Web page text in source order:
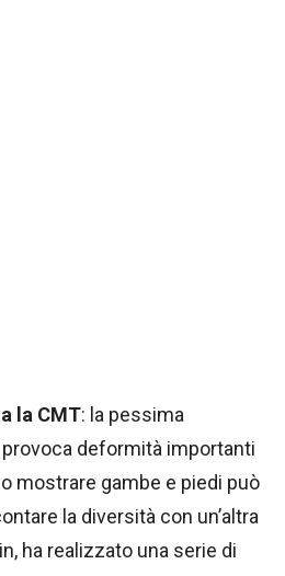
la CMT: la pessima
provoca deformità importanti
mostrare gambe e piedi può
la diversità con un’altra
ha realizzato una serie di